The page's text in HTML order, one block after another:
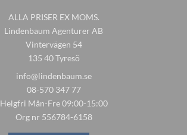
ALLA PRISER EX MOMS.
Lindenbaum Agenturer AB
Vintervägen 54
135 40 Tyresö
info@lindenbaum.se
08-570 347 77
Helgfri Mån-Fre 09:00-15:00
Org nr 556784-6158